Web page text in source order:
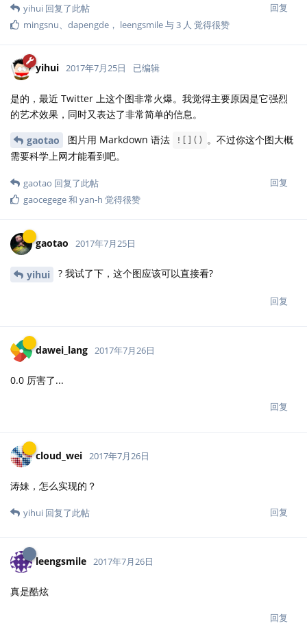
回复
yihui 回复了此帖
mingsnu
dapengde ， leengsmile与3 人 觉得很赞
yihui 2017年7月25日 已编辑
是的，最近 Twitter 上这个图非常火爆。我觉得主要原因是它强烈
的艺术效果，同时又表达了非常简单的信息。
gaotao 图片用 Markdown 语法 ![]()
。不过你这个图大概
需要科学上网才能看到吧。
回复
gaotao 回复了此帖
gaocegege和 yan-h 觉得很赞
gaotao 2017年7月25日
yihui ? 我试了下，这个图应该可以直接看?
回复
dawei_lang 2017年7月26日
0.0 厉害了...
回复
cloud_wei 2017年7月26日
涛妹，怎么实现的？
回复
yihui 回复了此帖
leengsmile 2017年7月26日
真是酷炫
回复